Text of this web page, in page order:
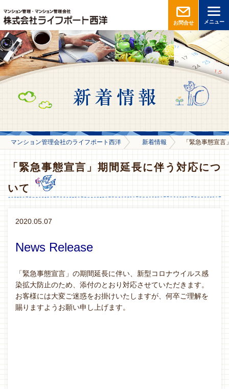
お問合せ メニュー
マンション管理会社のライフポート西洋 新着情報 「緊急事態宣
「緊急事態宣言」期間延長に伴う対応につ
いて
2020.05.07
News Release
「緊急事態宣言」の期間延長に伴い、新型コロナウイルス感
染拡大防止のため、添付のとおり対応させていただきます。
お客様には大変ご迷惑をお掛けいたしますが、何卒ご理解を
賜りますようお願い申し上げます。